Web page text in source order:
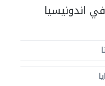
اندونيسيا